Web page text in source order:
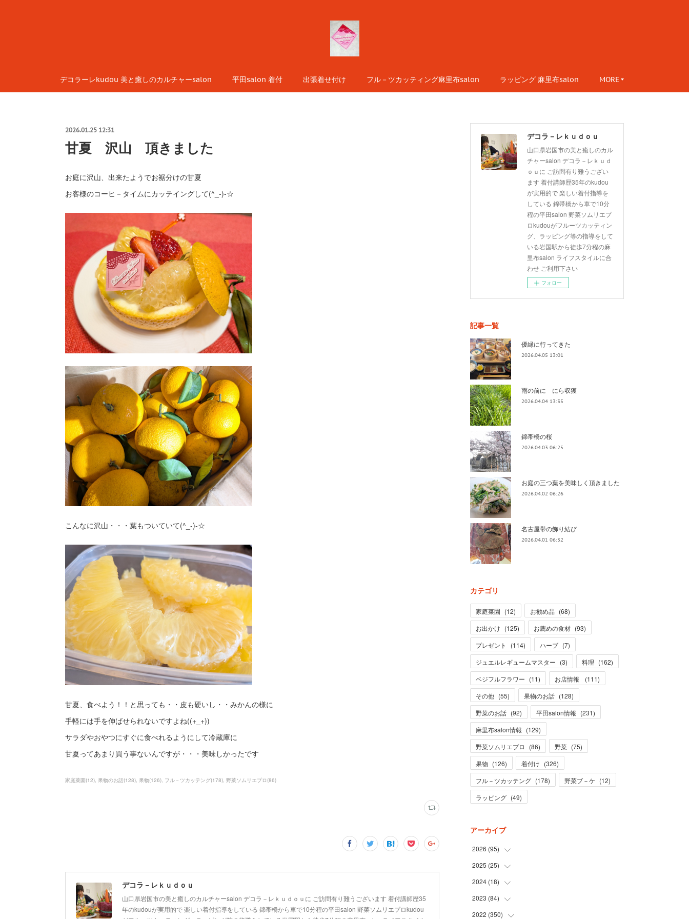
デコラーレkudou 美と癒しのカルチャーsalon 平田salon 着付 出張着せ付け フル－ツカッティング麻里布salon ラッピング 麻里布salon MORE
2026.01.25 12:31
甘夏 沢山 頂きました
お庭に沢山、出来たようでお裾分けの甘夏
お客様のコーヒ－タイムにカッテイングして(^_-)-☆
こんなに沢山・・・葉もついていて(^_-)-☆
甘夏、食べよう！！と思っても・・皮も硬いし・・みかんの様に
手軽には手を伸ばせられないですよね((+_+))
サラダやおやつにすぐに食べれるようにして冷蔵庫に
甘夏ってあまり買う事ないんですが・・・美味しかったです
家庭菜園(12) 果物のお話(128) 果物(126) フル－ツカッテング(178) 野菜ソムリエプロ (86)
デコラ－レｋｕｄｏｕ
山口県岩国市の美と癒しのカルチャーsalon デコラ－レｋｕｄｏｕに ご訪問有り難うございます 着付講師歴35
年のkudouが実用的で 楽しい着付指導をしている 錦帯橋から車で10分程の平田salon 野菜ソムリエプロkudou
デコラ－レｋｕｄｏｕ
山口県岩国市の美と癒しのカル
チャーsalon デコラ－レｋｕｄ
ｏｕに ご訪問有り難うござい
ます 着付講師歴35年のkudou
が実用的で 楽しい着付指導を
している 錦帯橋から車で10分
程の平田salon 野菜ソムリエプ
ロkudouがフルーツカッティン
グ、ラッピング等の指導をして
いる岩国駅から徒歩7分程の麻
里布salon ライフスタイルに合
わせ ご利用下さい
フォロー
記事一覧
優縁に行ってきた
2026.04.05 13:01
雨の前に にら収獲
2026.04.04 13:35
錦帯橋の桜
2026.04.03 06:25
お庭の三つ葉を美味しく頂きました
2026.04.02 06:26
名古屋帯の飾り結び
2026.04.01 06:32
カテゴリ
家庭菜園 (12) お勧め品 (68)
お出かけ (125) お薦めの食材 (93)
プレゼント
(114) ハーブ (7)
ジュエルレギュームマスター (3) 料理 (162)
ベジフルフラワー (11) お店情報 (111)
その他 (55) 果物のお話 (128)
野菜のお話 (92) 平田salon情報 (231)
麻里布salon情報 (129)
野菜ソムリエプロ
(86) 野菜 (75)
果物 (126) 着付け (326)
フル－ツカッテング (178) 野菜ブ－ケ (12)
ラッピング (49)
アーカイブ
2026 (95)
(5
(31
)
(28
)
(31
2025 (25)
(3
(19
)
(1)
2024 (18)
(1
(12
2023 (84)
(1)
2022 (350)